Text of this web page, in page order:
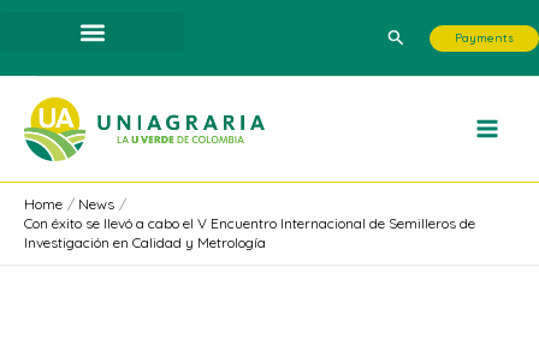
content
Search Payments
Home
News
Con éxito se llevó a cabo el V Encuentro Internacional de Semilleros de
Investigación en Calidad y Metrología